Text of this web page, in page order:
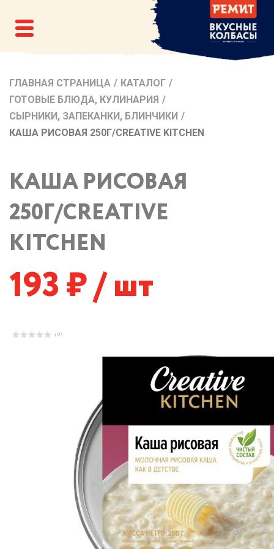
ГЛАВНАЯ СТРАНИЦА / КАТАЛОГ /
ГОТОВЫЕ БЛЮДА, КУЛИНАРИЯ /
СЫРНИКИ, ЗАПЕКАНКИ, БЛИНЧИКИ /
КАША РИСОВАЯ 250Г/CREATIVE KITCHEN
КАША РИСОВАЯ
250Г/CREATIVE
KITCHEN
193 / шт
( 0 )